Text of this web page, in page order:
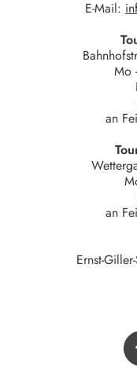
E-Mail:
Mo
an
an
Ernst-